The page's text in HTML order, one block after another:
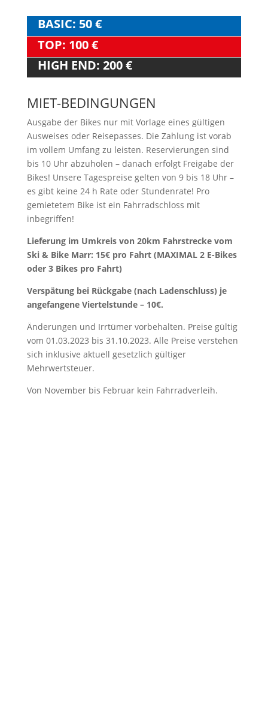
BASIC: 50 €
TOP: 100 €
HIGH END: 200 €
MIET-BEDINGUNGEN
Ausgabe der Bikes nur mit Vorlage eines gültigen
Ausweises oder Reisepasses. Die Zahlung ist vorab
im vollem Umfang zu leisten. Reservierungen sind
bis 10 Uhr abzuholen – danach erfolgt Freigabe der
Bikes! Unsere Tagespreise gelten von 9 bis 18 Uhr –
es gibt keine 24 h Rate oder Stundenrate! Pro
gemietetem Bike ist ein Fahrradschloss mit
inbegriffen!
Lieferung im Umkreis von 20km Fahrstrecke vom
Ski & Bike Marr: 15€ pro Fahrt (MAXIMAL 2 E-Bikes
oder 3 Bikes pro Fahrt)
Verspätung bei Rückgabe (nach Ladenschluss) je
angefangene Viertelstunde – 10€.
Änderungen und Irrtümer vorbehalten. Preise gültig
vom 01.03.2023 bis 31.10.2023. Alle Preise verstehen
sich inklusive aktuell gesetzlich gültiger
Mehrwertsteuer.
Von November bis Februar kein Fahrradverleih.